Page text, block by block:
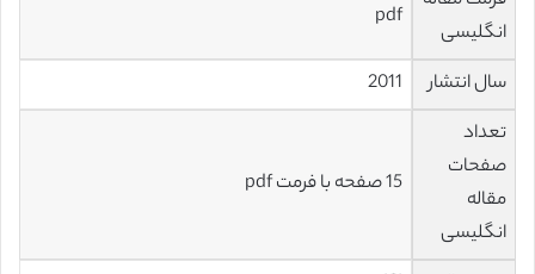
انگلیسی
pdf
سال انتشار
2011
تعداد
صفحات
مقاله
انگلیسی
15 صفحه با فرمت pdf